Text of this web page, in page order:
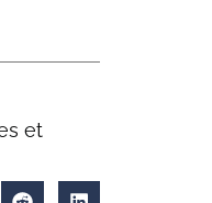
et